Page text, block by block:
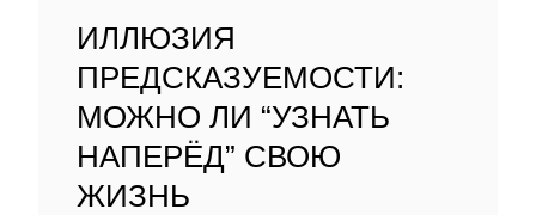
ИЛЛЮЗИЯ
ПРЕДСКАЗУЕМОСТИ:
МОЖНО ЛИ “УЗНАТЬ
НАПЕРЁД” СВОЮ
ЖИЗНЬ